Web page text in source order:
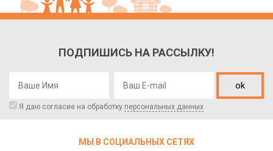
ПОДПИШИСЬ НА РАССЫЛКУ!
ok
Я даю согласие на обработку персональных данных
МЫ В СОЦИАЛЬНЫХ СЕТЯХ